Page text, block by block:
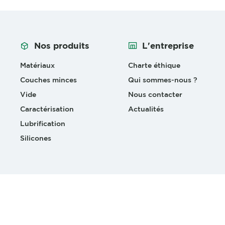
Nos produits
Matériaux
Couches minces
Vide
Caractérisation
Lubrification
Silicones
L'entreprise
Charte éthique
Qui sommes-nous ?
Nous contacter
Actualités